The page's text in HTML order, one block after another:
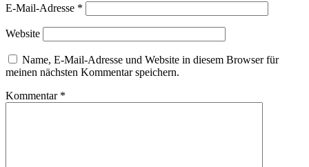
E-Mail-Adresse *
Website
Name, E-Mail-Adresse und Website in diesem Browser für
meinen nächsten Kommentar speichern.
Kommentar *